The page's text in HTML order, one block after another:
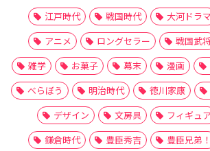
江戸時代 戦国時代 大河ドラマ
アニメ
ロングセラー 戦国武
雑学
お菓子 幕末 漫画
べらぼう
明治時代 徳川家康
デザイン
文房具 フィギュア
鎌倉時代
豊臣秀吉 豊臣兄弟！